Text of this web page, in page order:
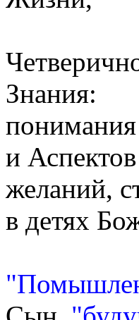
Знания:
понимания
и
желаний,
в детях